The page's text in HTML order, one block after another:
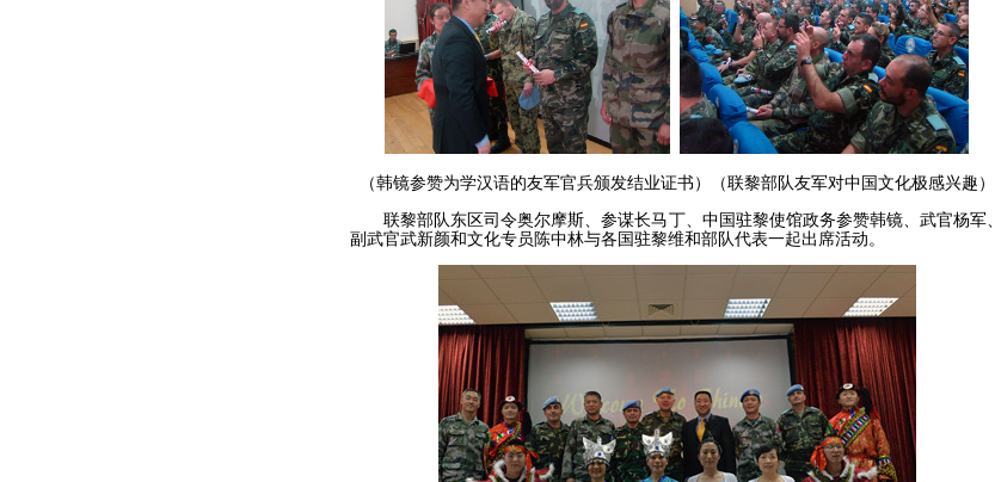
（韩镜参赞为学汉语的友军官兵颁发结业证书）（联黎部队友军对中国文化极感兴趣）
联黎部队东区司令奥尔摩斯、参谋长马丁、中国驻黎使馆政务参赞韩镜、武官杨军、
副武官武新颜和文化专员陈中林与各国驻黎维和部队代表一起出席活动。